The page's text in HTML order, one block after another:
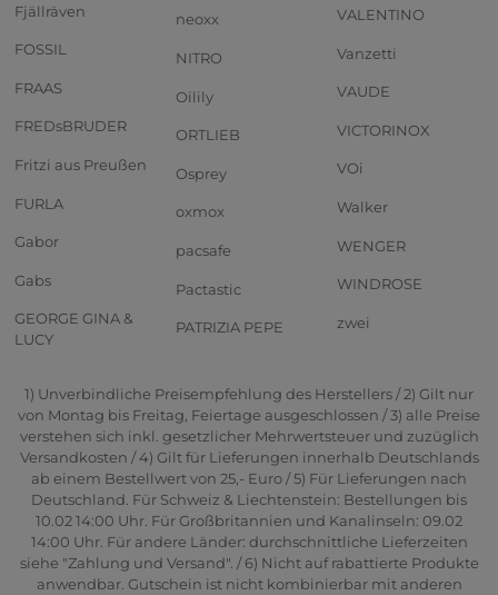
Fjällräven
FOSSIL
FRAAS
FREDsBRUDER
Fritzi aus Preußen
FURLA
Gabor
Gabs
GEORGE GINA &
LUCY
neoxx
NITRO
Oilily
ORTLIEB
Osprey
oxmox
pacsafe
Pactastic
PATRIZIA PEPE
VALENTINO
Vanzetti
VAUDE
VICTORINOX
VOi
Walker
WENGER
WINDROSE
zwei
1) Unverbindliche Preisempfehlung des Herstellers / 2) Gilt nur
von Montag bis Freitag, Feiertage ausgeschlossen / 3) alle Preise
verstehen sich inkl. gesetzlicher Mehrwertsteuer und zuzüglich
Versandkosten / 4) Gilt für Lieferungen innerhalb Deutschlands
ab einem Bestellwert von 25,- Euro / 5) Für Lieferungen nach
Deutschland. Für Schweiz & Liechtenstein: Bestellungen bis
10.02 14:00 Uhr. Für Großbritannien und Kanalinseln: 09.02
14:00 Uhr. Für andere Länder: durchschnittliche Lieferzeiten
siehe "Zahlung und Versand". / 6) Nicht auf rabattierte Produkte
anwendbar. Gutschein ist nicht kombinierbar mit anderen